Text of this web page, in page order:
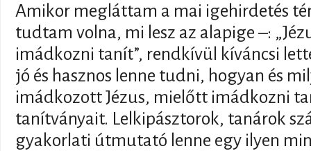
Amikor megláttam a mai igehirdetés
tudtam volna, mi lesz az alapige –:
imádkozni tanít”, rendkívül kíváncsi
jó és hasznos lenne tudni, hogyan és
imádkozott Jézus, mielőtt imádkozni
tanítványait. Lelkipásztorok, tanárok
gyakorlati útmutató lenne egy ilyen